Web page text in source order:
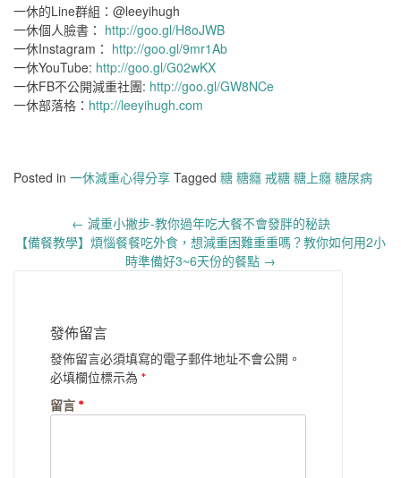
一休的Line群組：@leeyihugh
一休個人臉書： http://goo.gl/H8oJWB
一休Instagram： http://goo.gl/9mr1Ab
一休YouTube: http://goo.gl/G02wKX
一休FB不公開減重社團: http://goo.gl/GW8NCe
一休部落格： http://leeyihugh.com
Posted in 一休減重心得分享 Tagged 糖 糖癮 戒糖 糖上癮 糖尿病
navigation
← 減重小撇步-教你過年吃大餐不會發胖的秘訣
【備餐教學】煩惱餐餐吃外食，想減重困難重重嗎？教你如何用2小
時準備好3~6天份的餐點 →
發佈留言
發佈留言必須填寫的電子郵件地址不會公開。
必填欄位標示為 *
留言 *